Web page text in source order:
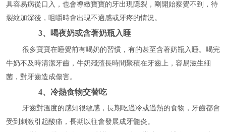
具容易病從口入，也會導緻寶寶的牙出現隱裂，剛開始察覺不到，待
裂紋加深後，咀嚼時會出現不適感或牙疼的情況。
3、喝夜奶或含著奶瓶入睡
很多寶寶在睡覺前有喝奶的習慣，有的甚至含著奶瓶入睡。喝完
牛奶不及時清潔牙齒，牛奶殘渣長時間聚積在牙齒上，容易滋生細
菌，對牙齒造成傷害。
4、冷熱食物交替吃
牙齒對溫度的感知很敏感，長期吃過冷或過熱的食物，牙齒都會
受到刺激引起酸痛，長期以往會發展成牙髓炎。